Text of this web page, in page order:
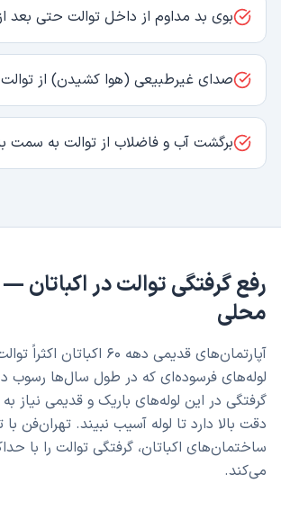
بوی بد مداوم از داخل توالت حتی بعد
صدای غیرطبیعی (هوا کشیدن) از توالت
برگشت آب و فاضلاب از توالت به سمت
رفع گرفتگی توالتدراکباتان—
محلی
آپارتمان‌های قدیمی دهه ۶۰
لوله‌های فرسوده‌ای که در طول سال‌ها رسوب
گرفتگی در این لوله‌های باریک و قدیمی نیاز
دقت بالا دارد تا لوله آسیب نبیند. تهران‌فن با
ساختمان‌های اکباتان، گرفتگی توالت را با
می‌کند.